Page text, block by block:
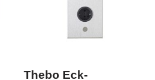
Thebo Eck-